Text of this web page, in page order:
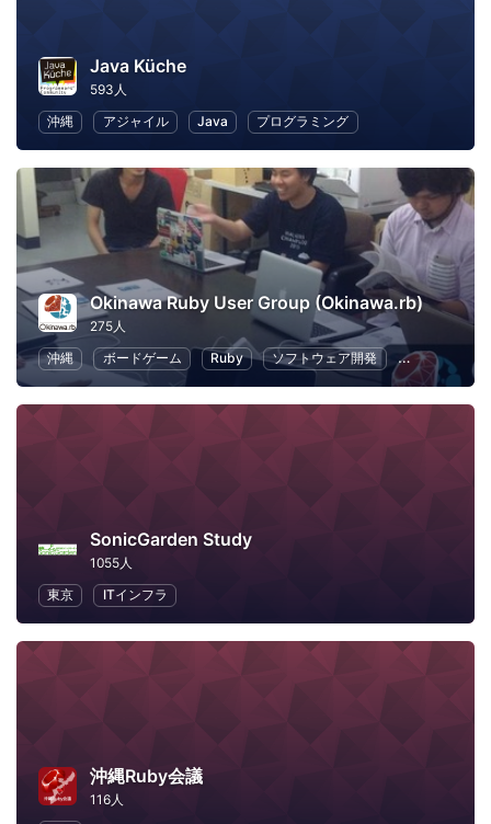
Java Küche
593人
沖縄
アジャイル Java プログラミング
Okinawa Ruby User Group (Okinawa.rb)
275人
沖縄
ボードゲーム Ruby ソフトウェア開発 オープンソー
SonicGarden Study
1055人
東京
ITインフラ
沖縄Ruby会議
116人